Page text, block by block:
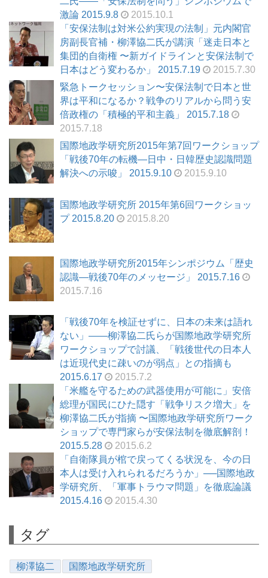
激論 2015.9.8
2015.10.1
「安保法制は対米公約実現の法制」元内閣官
房副長官補・柳澤協二氏が講演「迷走日本と
集団的自衛権 〜新ガイドラインと安保法制で
日本はどう変わるか」 2015.7.19
2015.7.30
緊急トークセッション〜安保法制で日本と世
界は平和になるか？戦争のリアルから問う安
倍政権の「積極的平和主義」 2015.7.18
2015.7.18
国際地政学研究所2015年第7回ワークショップ
「戦後70年の転機—日中・日韓歴史認識問題
解決への示唆」 2015.9.10
2015.9.10
国際地政学研究所 2015年第6回ワークショッ
プ 2015.8.20
2015.8.20
国際地政学研究所2015年シンポジウム「歴史
認識―戦後70年のメッセージ」 2015.7.16
2015.7.16
「戦後70年を検証せずに、日本の未来は語れ
ない」――柳澤協二氏らが国際地政学研究所
ワークショップで討議、「戦後世代の日本人
は近現代史に疎いのが弱点」との指摘も
2015.6.17
2015.7.2
「米艦を守るための武器使用が可能に」安倍
総理が国民にひた隠す「戦争リスク増大」を
柳澤協二氏が指摘 〜国際地政学研究所ワーク
ショップで専門家らが安保法制を徹底解剖！
2015.5.28
2015.6.2
「自衛隊員が棺で戻ってくる状況を、今の日
本人は受け入れられるだろうか」──国際地政
学研究所、「軍事トラウマ問題」を徹底論議
2015.4.16
2015.4.30
タグ
柳澤協二 国際地政学研究所